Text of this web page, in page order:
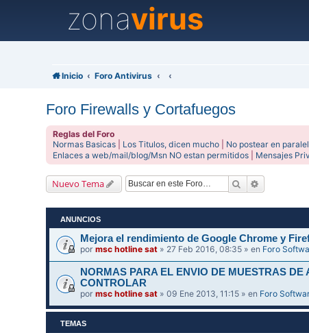
zonavirus
Inicio Foro Antivirus
Foro Firewalls y Cortafuegos
Reglas del Foro
Normas Basicas
Los Titulos, dicen mucho No postear en
Enlaces a web/mail/blog/Msn NO estan permitidos
Mensajes
Nuevo Tema Buscar
ANUNCIOS
Mejora el rendimiento de Google Chrome y
pormsc hotline sat » 27 Feb 2016, 08:35 » en Foro
NORMAS PARA EL ENVIO DE MUESTRAS
CONTROLAR
pormsc hotline sat » 09 Ene 2013, 11:15 » en Foro
TEMAS